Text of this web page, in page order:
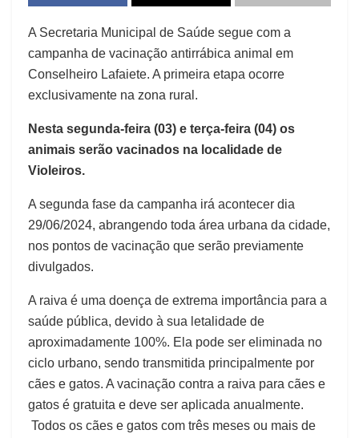
A Secretaria Municipal de Saúde segue com a
campanha de vacinação antirrábica animal em
Conselheiro Lafaiete. A primeira etapa ocorre
exclusivamente na zona rural.
Nesta segunda-feira (03) e terça-feira (04) os
animais serão vacinados na localidade de
Violeiros.
A segunda fase da campanha irá acontecer dia
29/06/2024, abrangendo toda área urbana da cidade,
nos pontos de vacinação que serão previamente
divulgados.
A raiva é uma doença de extrema importância para a
saúde pública, devido à sua letalidade de
aproximadamente 100%. Ela pode ser eliminada no
ciclo urbano, sendo transmitida principalmente por
cães e gatos. A vacinação contra a raiva para cães e
gatos é gratuita e deve ser aplicada anualmente.
Todos os cães e gatos com três meses ou mais de